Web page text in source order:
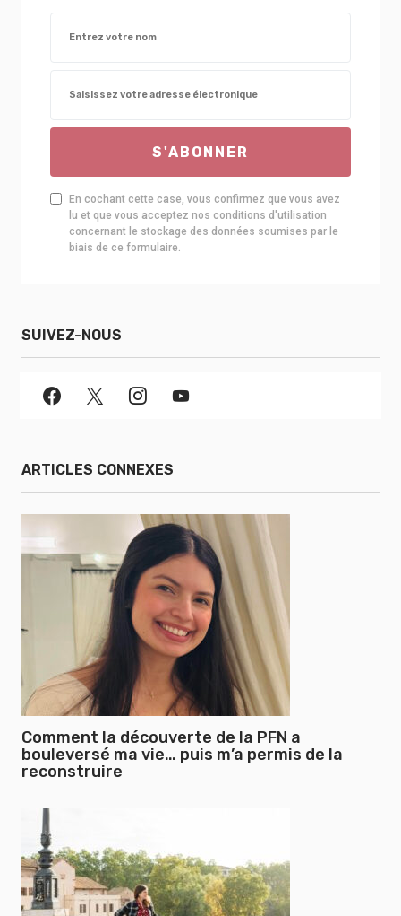
S'ABONNER
En cochant cette case, vous confirmez que vous avez
lu et que vous acceptez nos conditions d'utilisation
concernant le stockage des données soumises par le
biais de ce formulaire.
SUIVEZ-NOUS
ARTICLES CONNEXES
Comment la découverte de la PFN a
bouleversé ma vie… puis m’a permis de la
reconstruire